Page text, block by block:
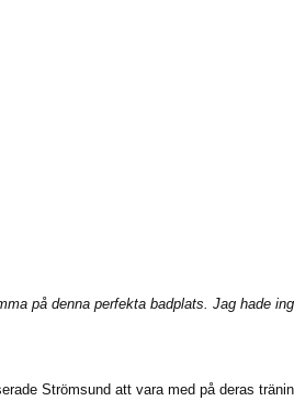
på denna perfekta badplats. Jag hade
Strömsund att vara med på deras